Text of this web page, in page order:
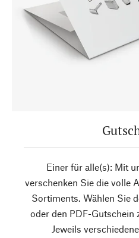
Einer für alle(s): Mit
verschenken Sie die volle
Sortiments. Wählen Sie
oder den PDF-Gutschein
Jeweils